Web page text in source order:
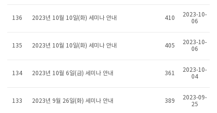
136 2023년 10월 10일(화) 세미나 안내 410
2023-10-
06
135 2023년 10월 10일(화) 세미나 안내 405
2023-10-
06
134 2023년 10월 6일(금) 세미나 안내 361
2023-10-
04
133 2023년 9월 26일(화) 세미나 안내 389
2023-09-
25